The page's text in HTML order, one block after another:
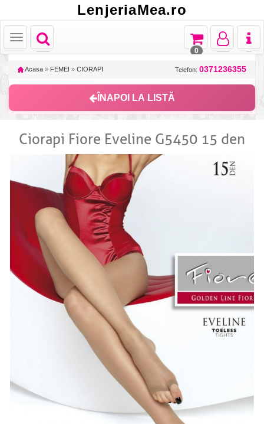
LenjeriaMea.ro
Toggle
navigation
Toggle
Toggle
navigation
Toggle
navigation
Toggle
navigation
0
Acasa » FEMEI » CIORAPI Telefon: 0371236355
ÎNAPOI LA LISTĂ
Ciorapi Fiore Eveline G5450 15 den